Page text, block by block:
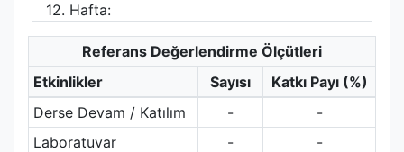
12. Hafta:
Referans Değerlendirme Ölçütleri
Etkinlikler
Sayısı
Katkı Payı (%)
Derse Devam / Katılım
-
-
Laboratuvar
-
-